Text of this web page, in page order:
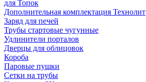
для Топок
Дополнительная комплектация Технолит
Заряд для печей
Трубы стартовые чугунные
Удлинители порталов
Дверцы для облицовок
Короба
Паровые пушки
Сетки на трубы